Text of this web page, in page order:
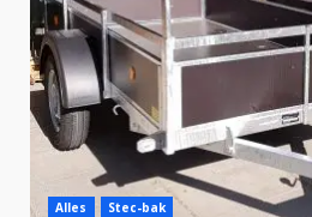
Alles Stec-bak